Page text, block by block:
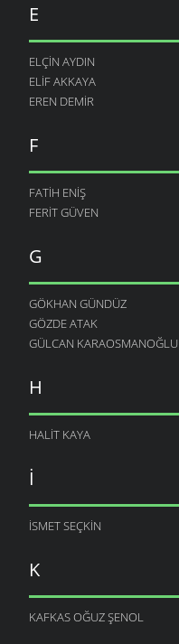
E
ELÇIN AYDIN
ELIF AKKAYA
EREN DEMIR
F
FATIH ENIŞ
FERIT GÜVEN
G
GÖKHAN GÜNDÜZ
GÖZDE ATAK
GÜLCAN KARAOSMANOĞLU
H
HALIT KAYA
I
ISMET SEÇKIN
K
KAFKAS OĞUZ ŞENOL